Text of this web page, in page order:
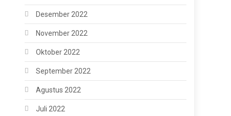
Desember 2022
November 2022
Oktober 2022
September 2022
Agustus 2022
Juli 2022